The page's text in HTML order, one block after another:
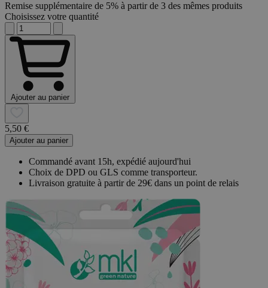
Remise supplémentaire de 5% à partir de 3 des mêmes produits
Choisissez votre quantité
Ajouter au panier
5,50 €
Ajouter au panier
Commandé avant 15h, expédié aujourd'hui
Choix de DPD ou GLS comme transporteur.
Livraison gratuite à partir de 29€ dans un point de relais